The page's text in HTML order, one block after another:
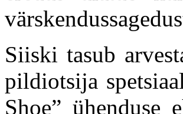
Siiski tasub
pildiotsija
Shoe” ühenduse